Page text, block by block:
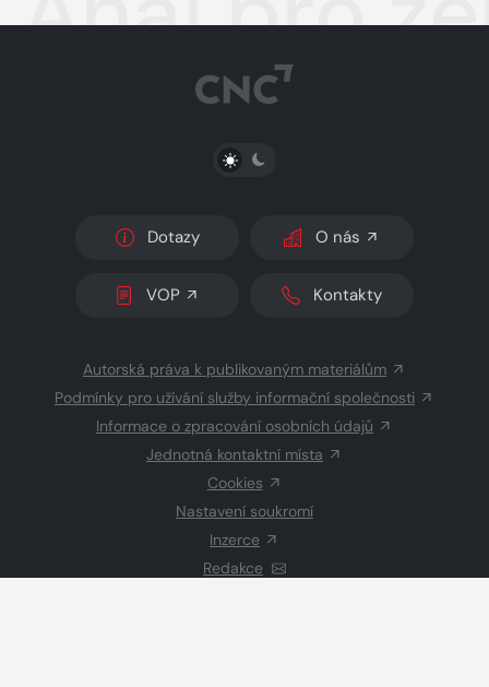
PŘEPNOUT SVĚTLÝ/TMAVÝ REŽIM
Dotazy O nás
VOP Kontakty
Autorská práva k publikovaným materiálům
Podmínky pro užívání služby informační společnosti
Informace o zpracování osobních údajů
Jednotná kontaktní místa
Cookies
Nastavení soukromí
Inzerce
Redakce